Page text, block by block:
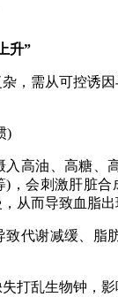
升”
需从可控诱因
)
高油、高糖、
)，会刺激肝脏合
从而导致血脂出
代谢减缓、脂
乱生物钟，影